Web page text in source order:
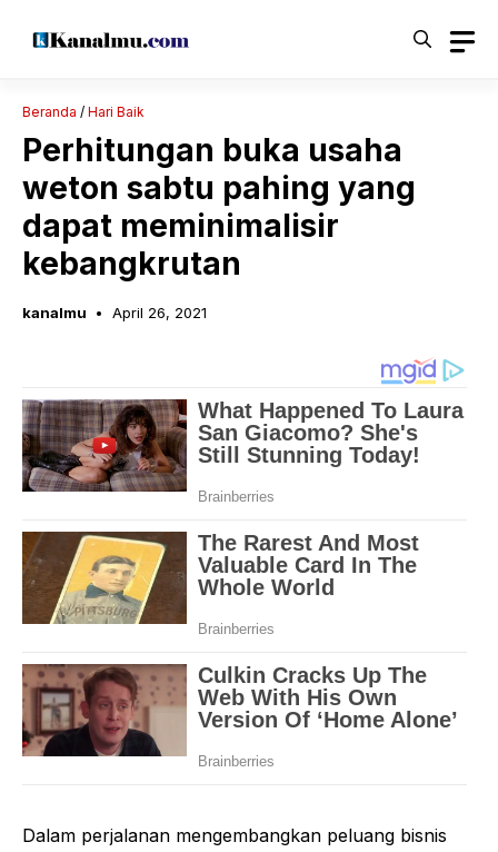
Beranda / Hari Baik
Perhitungan buka usaha
weton sabtu pahing yang
dapat meminimalisir
kebangkrutan
kanalmu April 26, 2021
Dalam perjalanan mengembangkan peluang bisnis